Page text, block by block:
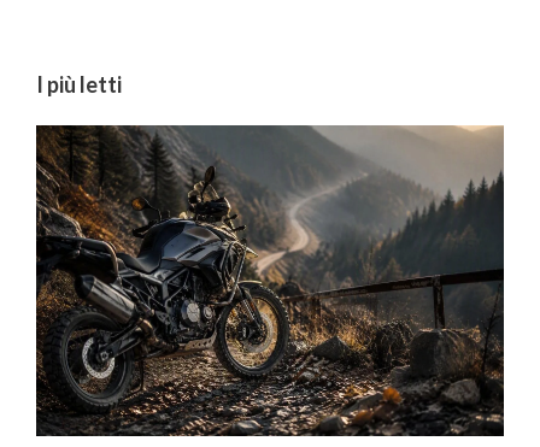
I più letti